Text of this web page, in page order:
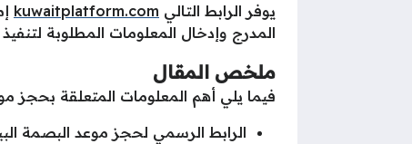
يوفر الرابط التالي kuwaitplatform.com
المدرج وإدخال المعلومات المطلوبة
ملخص المقال
فيما يلي أهم المعلومات المتعلقة بحجز
الرابط الرسمي لحجز موعد البصمة